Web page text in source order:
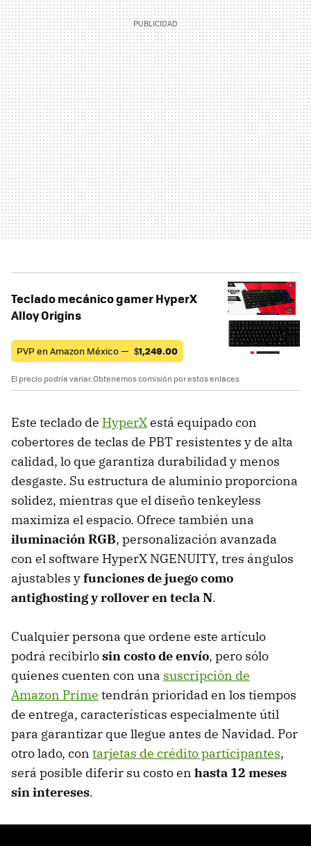
Teclado mecánico gamer HyperX
Alloy Origins
PVP en Amazon México — $1,249.00
El precio podría variar. Obtenemos comisión por estos enlaces
Este teclado de HyperXestá equipado con
cobertores de teclas de PBT resistentes y de alta
calidad, lo que garantiza durabilidad y menos
desgaste. Su estructura de aluminio proporciona
solidez, mientras que el diseño tenkeyless
maximiza el espacio. Ofrece también una
iluminación RGB, personalización avanzada
con el software HyperX NGENUITY, tres ángulos
ajustables yfunciones de juego como
antighosting y rollover en tecla N.
Cualquier persona que ordene este artículo
podrá recibirlosin costo de envío, pero sólo
quienes cuenten con una suscripción de
Amazon Prime tendrán prioridad en los tiempos
de entrega, características especialmente útil
para garantizar que llegue antes de Navidad. Por
otro lado, con tarjetas de crédito participantes,
será posible diferir su costo en hasta 12 meses
sin intereses.